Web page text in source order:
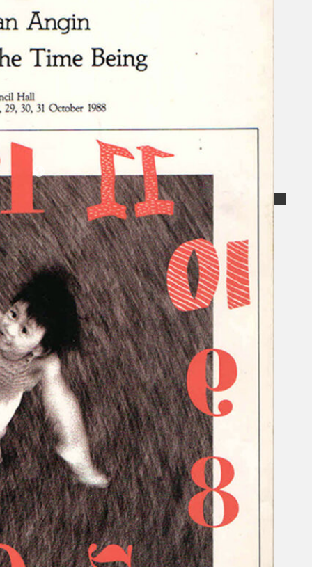
Koleksi Kami
Artikel
Sejarah Lisan
Mengenai Kami
Hubungi Kami
EN
Cari laman web
Gelintar
×